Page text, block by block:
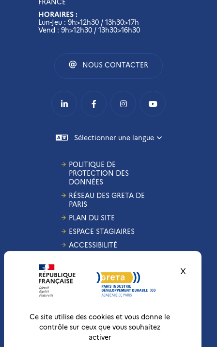
Ce site utilise des cookies et vous donne le
contrôle sur ceux que vous souhaitez
activer
X
FRANCE
HORAIRES :
Lun-Jeu : 9h>12h30 / 13h30>17h
Vend : 9h>12h30 / 13h30>16h30
NOUS CONTACTER
Sélectionner une langue
POLITIQUE DE
PROTECTION DES
DONNÉES
RÉSEAU DES GRETA DE
PARIS
PLAN DU SITE
ESPACE STAGIAIRES
ACCESSIBILITÉ
CONDITIONS
GÉNÉRALES DE VENTE
MENTIONS LÉGALES